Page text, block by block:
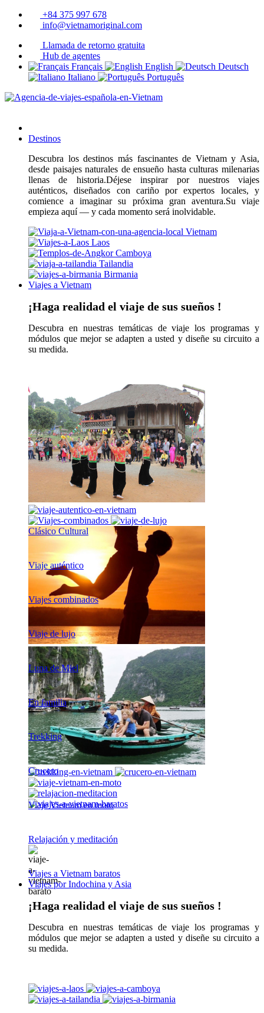
+84 375 997 678
info@vietnamoriginal.com
Llamada de retorno gratuita
Hub de agentes
Français
English
Deutsch
Italiano
Português
Destinos
Descubra los destinos más fascinantes de Vietnam y Asia,
desde paisajes naturales de ensueño hasta culturas milenarias
llenas de historia.Déjese inspirar por nuestros viajes
auténticos, diseñados con cariño por expertos locales, y
comience a imaginar su próxima gran aventura.Su viaje
empieza aquí — y cada momento será inolvidable.
Vietnam
Laos
Camboya
Tailandia
Birmania
Viajes a Vietnam
¡Haga realidad el viaje de sus sueños !
Descubra en nuestras temáticas de viaje los programas y
módulos que mejor se adapten a usted y diseñe su circuito a
su medida.
Clásico Cultural
Viaje auténtico
Viajes combinados
Viaje de lujo
Luna de Miel
En familia
Trekking
Crucero
Viaje Vietnam en moto
Relajación y meditación
Viajes a Vietnam baratos
Viajes por Indochina y Asia
¡Haga realidad el viaje de sus sueños !
Descubra en nuestras temáticas de viaje los programas y
módulos que mejor se adapten a usted y diseñe su circuito a
su medida.